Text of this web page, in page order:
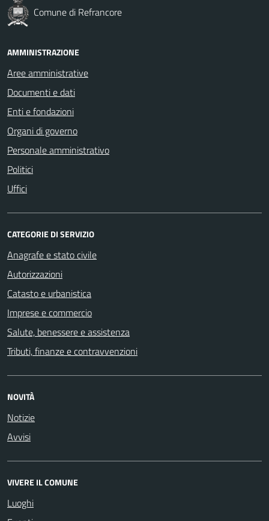
Comune di Refrancore
AMMINISTRAZIONE
Aree amministrative
Documenti e dati
Enti e fondazioni
Organi di governo
Personale amministrativo
Politici
Uffici
CATEGORIE DI SERVIZIO
Anagrafe e stato civile
Autorizzazioni
Catasto e urbanistica
Imprese e commercio
Salute, benessere e assistenza
Tributi, finanze e contravvenzioni
NOVITÀ
Notizie
Avvisi
VIVERE IL COMUNE
Luoghi